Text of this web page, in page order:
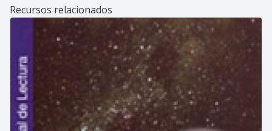
Recursos relacionados